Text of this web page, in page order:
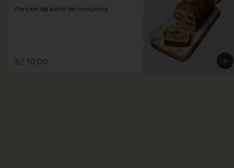
Porción de keke de manzana
S/ 10.00